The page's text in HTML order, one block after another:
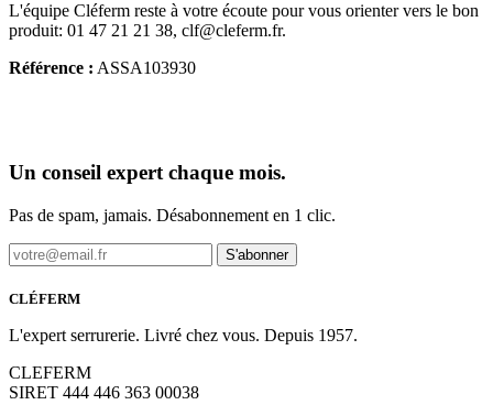
L'équipe Cléferm reste à votre écoute pour vous orienter vers le bon
produit: 01 47 21 21 38, clf@cleferm.fr.
Référence : ASSA103930
Un conseil expert chaque mois.
Pas de spam, jamais. Désabonnement en 1 clic.
S'abonner
CLÉFERM
L'expert serrurerie. Livré chez vous. Depuis 1957.
CLEFERM
SIRET 444 446 363 00038